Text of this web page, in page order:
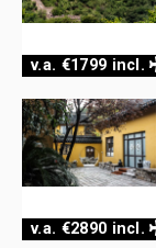
v.a. €1799 incl.
v.a. €2890 incl.